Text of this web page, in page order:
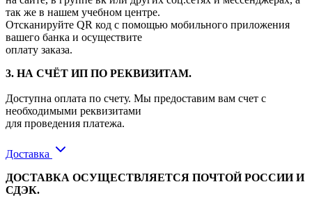
так же в нашем учебном центре.
Отсканируйте QR код с помощью мобильного приложения
вашего банка и осуществите
оплату заказа.
3. НА СЧЁТ ИП ПО РЕКВИЗИТАМ.
Доступна оплата по счету. Мы предоставим вам счет с
необходимыми реквизитами
для проведения платежа.
Доставка
ДОСТАВКА ОСУЩЕСТВЛЯЕТСЯ ПОЧТОЙ РОССИИ И
СДЭК.